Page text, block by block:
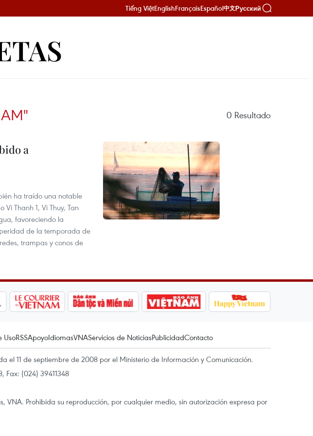
Tiếng ViệtEnglishFrançaisEspañol中文Русский
0 Resultado
a
ha traído una notable
Thanh 1, Vi Thuy, Tan
favoreciendo la
de la temporada de
trampas y conos de
UsoRSSApoyoIdiomasVNAServicios de NoticiasPublicidadContacto
el 11 de septiembre de 2008 por el Ministerio de Información y Comunicación.
Fax: (024) 39411348
VNA. Prohibida su reproducción, por cualquier medio, sin autorización expresa por